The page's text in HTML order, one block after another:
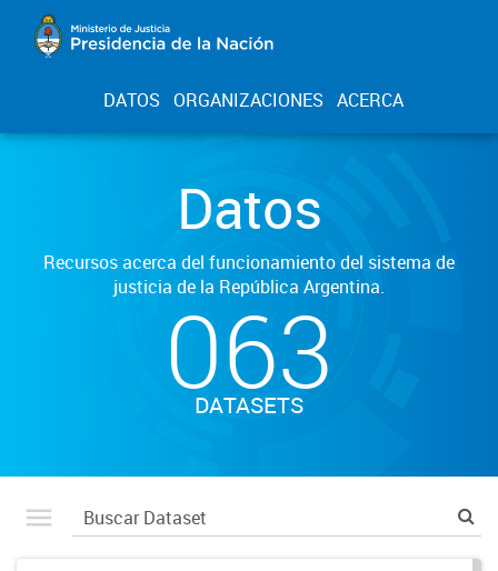
DATOS ORGANIZACIONES ACERCA
Datos
Recursos acerca del funcionamiento del sistema de
justicia de la República Argentina.
063
DATASETS